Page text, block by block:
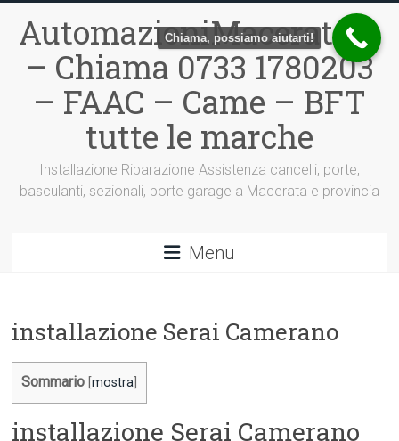
contenuto
AutomazioniMacerata.it
– Chiama 0733 1780203
– FAAC – Came – BFT
tutte le marche
Installazione Riparazione Assistenza cancelli, porte,
basculanti, sezionali, porte garage a Macerata e provincia
Menu
installazione Serai Camerano
Sommario [mostra
installazione Serai Camerano
Chiama, possiamo aiutarti!